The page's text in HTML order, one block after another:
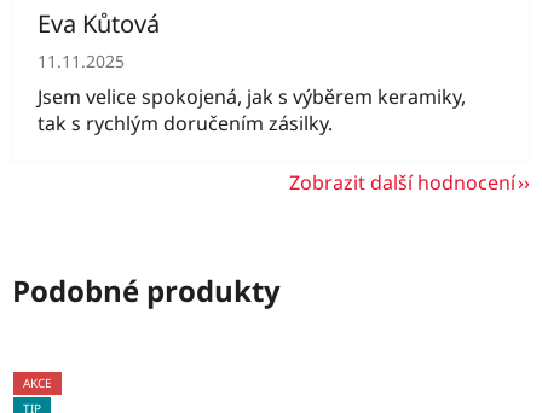
Eva Kůtová
Hodnocení obchodu je 5 z 5 hvězdiček.
11.11.2025
Jsem velice spokojená, jak s výběrem keramiky,
tak s rychlým doručením zásilky.
Zobrazit další hodnocení
Podobné produkty
AKCE
TIP